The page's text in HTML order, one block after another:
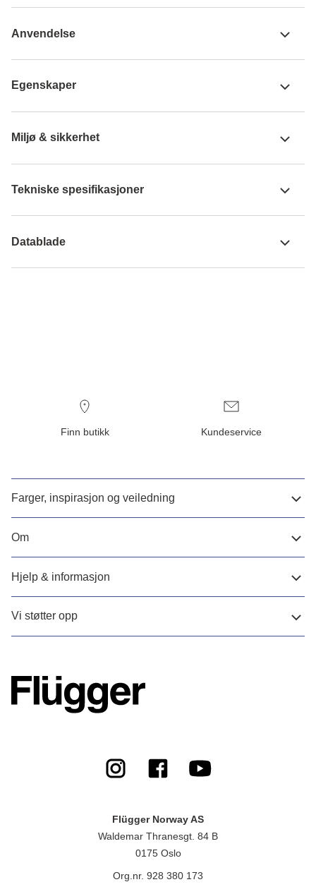
Anvendelse
Egenskaper
Miljø & sikkerhet
Tekniske spesifikasjoner
Datablade
Finn butikk Kundeservice
Farger, inspirasjon og veiledning
Om
Hjelp & informasjon
Vi støtter opp
Flügger Norway AS
Waldemar Thranesgt. 84 B
0175 Oslo
Org.nr. 928 380 173